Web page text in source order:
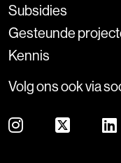
Subsidies
Gesteunde
Kennis
Volg ons ook via